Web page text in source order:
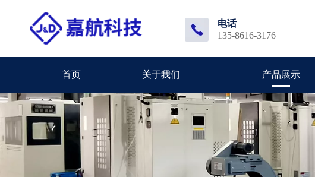
电话
135-8616-3176
首页 关于我们 产品展示